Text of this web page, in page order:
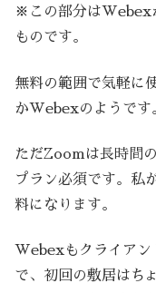
※この部分はWebex
ものです。
無料の範囲で気軽に
かWebexのようです
ただZoomは長時間
プラン必須です。私
料になります。
Webexもクライアン
で、初回の敷居はち